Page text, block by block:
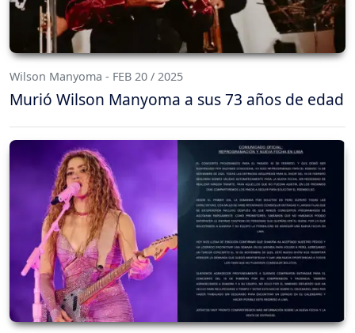
Wilson Manyoma - FEB 20 / 2025
Murió Wilson Manyoma a sus 73 años de edad